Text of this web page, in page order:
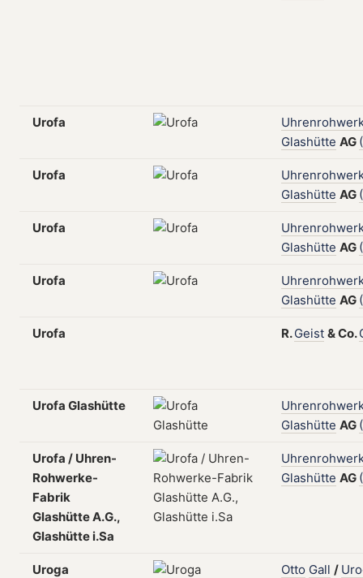
Urofa
Glashütte AG
Urofa
Glashütte AG
Urofa
Glashütte AG
Urofa
Glashütte AG
Urofa R.Geist &Co.
Urofa Glashütte
Glashütte AG
Urofa / Uhren-
Rohwerke-
Fabrik
Glashütte A.G.,
Glashütte i.Sa
Glashütte AG
Uroga Otto Gall /